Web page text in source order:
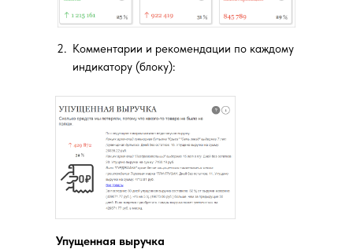
Комментарии и рекомендации по каждому
индикатору (блоку):
2.
Упущенная выручка